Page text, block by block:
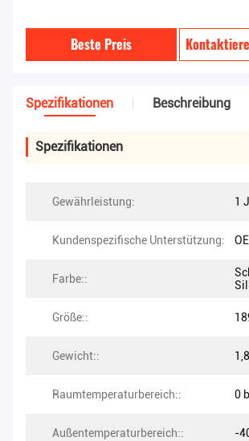
Beste Preis
Spezifikationen Beschreibung
Spezifikationen
Gewährleistung: 1
Kundenspezifische Unterstützung:
Farbe::
Größe::
Gewicht::
Raumtemperaturbereich:: 0
Außentemperaturbereich:: -